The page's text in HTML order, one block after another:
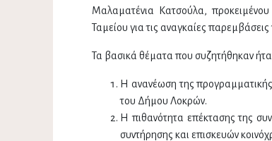
Μαλαματένια Κατσούλα,
Ταμείου για τις αναγκαίες παρεμβάσεις
Τα βασικά θέματα που συζητήθηκαν
Η ανανέωση της
του Δήμου Λοκρών.
Η πιθανότητα επέκτασης της
συντήρησης και επισκευών